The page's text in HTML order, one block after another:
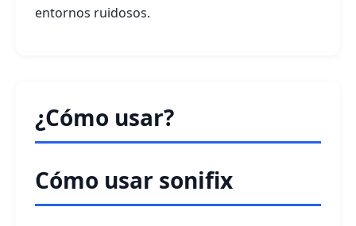
entornos ruidosos.
¿Cómo usar?
Cómo usar sonifix